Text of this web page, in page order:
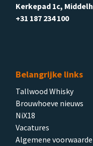
Kerkepad 1c,
+31 187 234 100
Belangrijke links
Tallwood Whisky
Brouwhoeve nieuws
NiX18
Vacatures
Algemene